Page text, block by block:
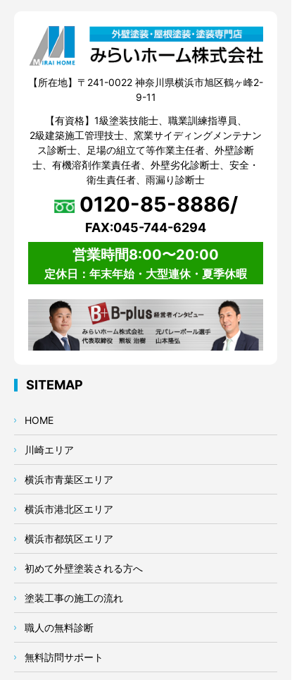
【所在地】〒241-0022 神奈川県横浜市旭区鶴ヶ峰2-
9-11
【有資格】1級塗装技能士、職業訓練指導員、
2級建築施工管理技士、窯業サイディングメンテナン
ス診断士、足場の組立て等作業主任者、外壁診断
士、有機溶剤作業責任者、外壁劣化診断士、安全・
衛生責任者、雨漏り診断士
0120-85-8886/
FAX:045-744-6294
営業時間8:00〜20:00
定休日：年末年始・大型連休・夏季休暇
SITEMAP
HOME
川崎エリア
横浜市青葉区エリア
横浜市港北区エリア
横浜市都筑区エリア
初めて外壁塗装される方へ
塗装工事の施工の流れ
職人の無料診断
無料訪問サポート